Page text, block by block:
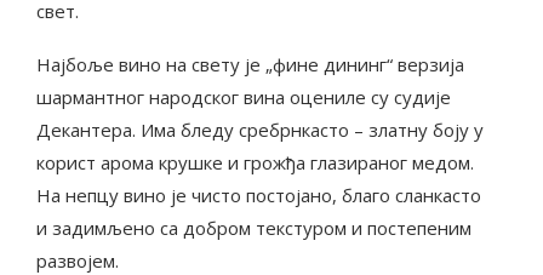
свет.
Најбоље вино на свету је „фине дининг“ верзија
шармантног народског вина оцениле су судије
Декантера. Има бледу сребрнкасто – златну боју у
корист арома крушке и грожђа глазираног медом.
На непцу вино је чисто постојано, благо сланкасто
и задимљено са добром текстуром и постепеним
развојем.